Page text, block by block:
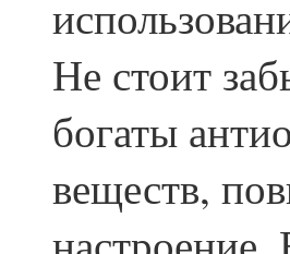
Не стоит
богаты
веществ,